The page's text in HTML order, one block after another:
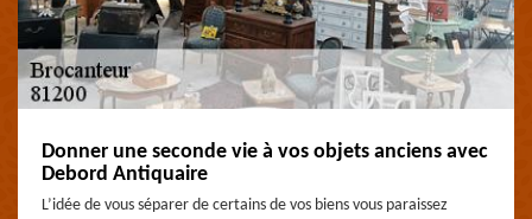
Donner une seconde vie à vos objets anciens avec
Debord Antiquaire
L’idée de vous séparer de certains de vos biens vous paraissez